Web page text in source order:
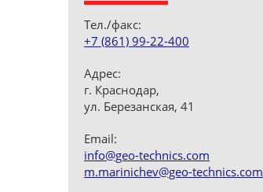
Тел./факс:
+7 (861) 99-22-400
Адрес:
г. Краснодар,
ул. Березанская, 41
Email:
info@geo-technics.com
m.marinichev@geo-technics.com